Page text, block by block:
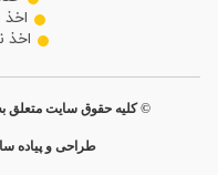
اخذ
© کلیه حقوق سایت متعلق
طراحی و پیاده